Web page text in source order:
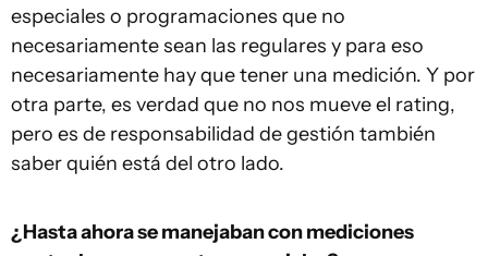
especiales o programaciones que no
necesariamente sean las regulares y para eso
necesariamente hay que tener una medición. Y por
otra parte, es verdad que no nos mueve el rating,
pero es de responsabilidad de gestión también
saber quién está del otro lado.
¿Hasta ahora se manejaban con mediciones